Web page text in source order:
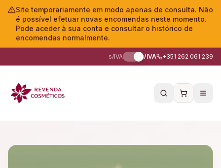
Site temporariamente em modo apenas de consulta. Não
é possível efetuar novas encomendas neste momento.
Pode aceder à sua conta e consultar o histórico de
encomendas normalmente.
s/IVA c/IVA +351 262 061 239